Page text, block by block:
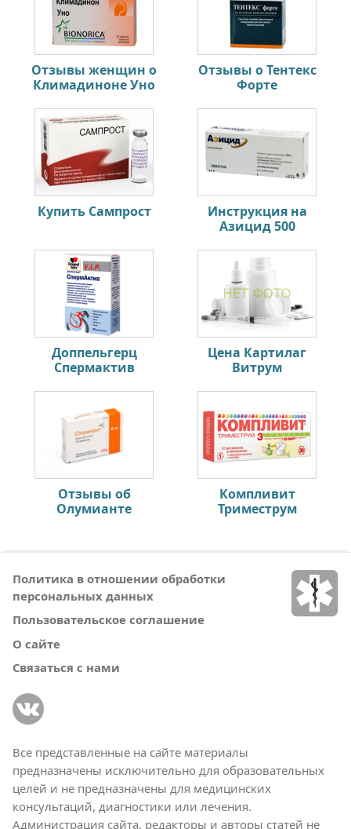
Отзывы женщин о
Климадиноне Уно
Отзывы о Тентекс
Форте
Купить Сампрост
Инструкция на
Азицид 500
Доппельгерц
Спермактив
Цена Картилаг
Витрум
Отзывы об
Олумианте
Компливит
Триместрум
Политика в отношении обработки
персональных данных
Пользовательское соглашение
О сайте
Связаться с нами
Все представленные на сайте материалы
предназначены исключительно для образовательных
целей и не предназначены для медицинских
консультаций, диагностики или лечения.
Администрация сайта, редакторы и авторы статей не